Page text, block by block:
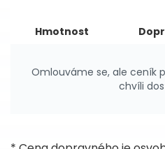
Hmotnost
Omlouváme se, ale ceník
chvíli